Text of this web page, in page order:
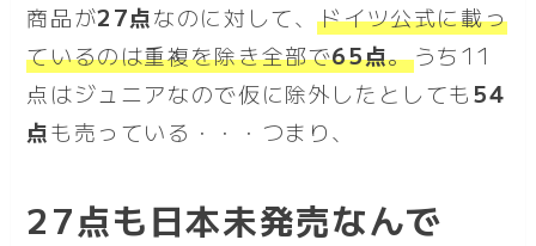
商品が27点なのに対して、ドイツ公式に載っ
ているのは重複を除き全部で65点。うち11
点はジュニアなので仮に除外したとしても54
点も売っている・・・つまり、
27点も日本未発売なんで